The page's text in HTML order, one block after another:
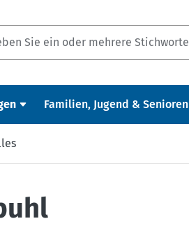
Familien, Jugend & Senioren